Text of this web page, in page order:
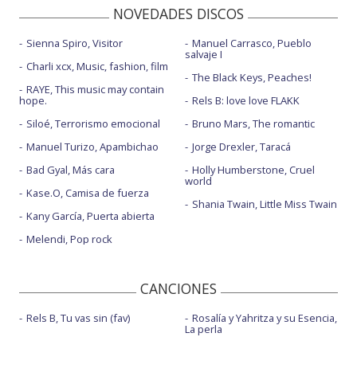
NOVEDADES DISCOS
Sienna Spiro, Visitor
Charli xcx, Music, fashion, film
RAYE, This music may contain
hope.
Siloé, Terrorismo emocional
Manuel Turizo, Apambichao
Bad Gyal, Más cara
Kase.O, Camisa de fuerza
Kany García, Puerta abierta
Melendi, Pop rock
Manuel Carrasco, Pueblo
salvaje I
The Black Keys, Peaches!
Rels B: love love FLAKK
Bruno Mars, The romantic
Jorge Drexler, Taracá
Holly Humberstone, Cruel
world
Shania Twain, Little Miss Twain
CANCIONES
Rels B, Tu vas sin (fav) Rosalía y Yahritza y su Esencia,
La perla